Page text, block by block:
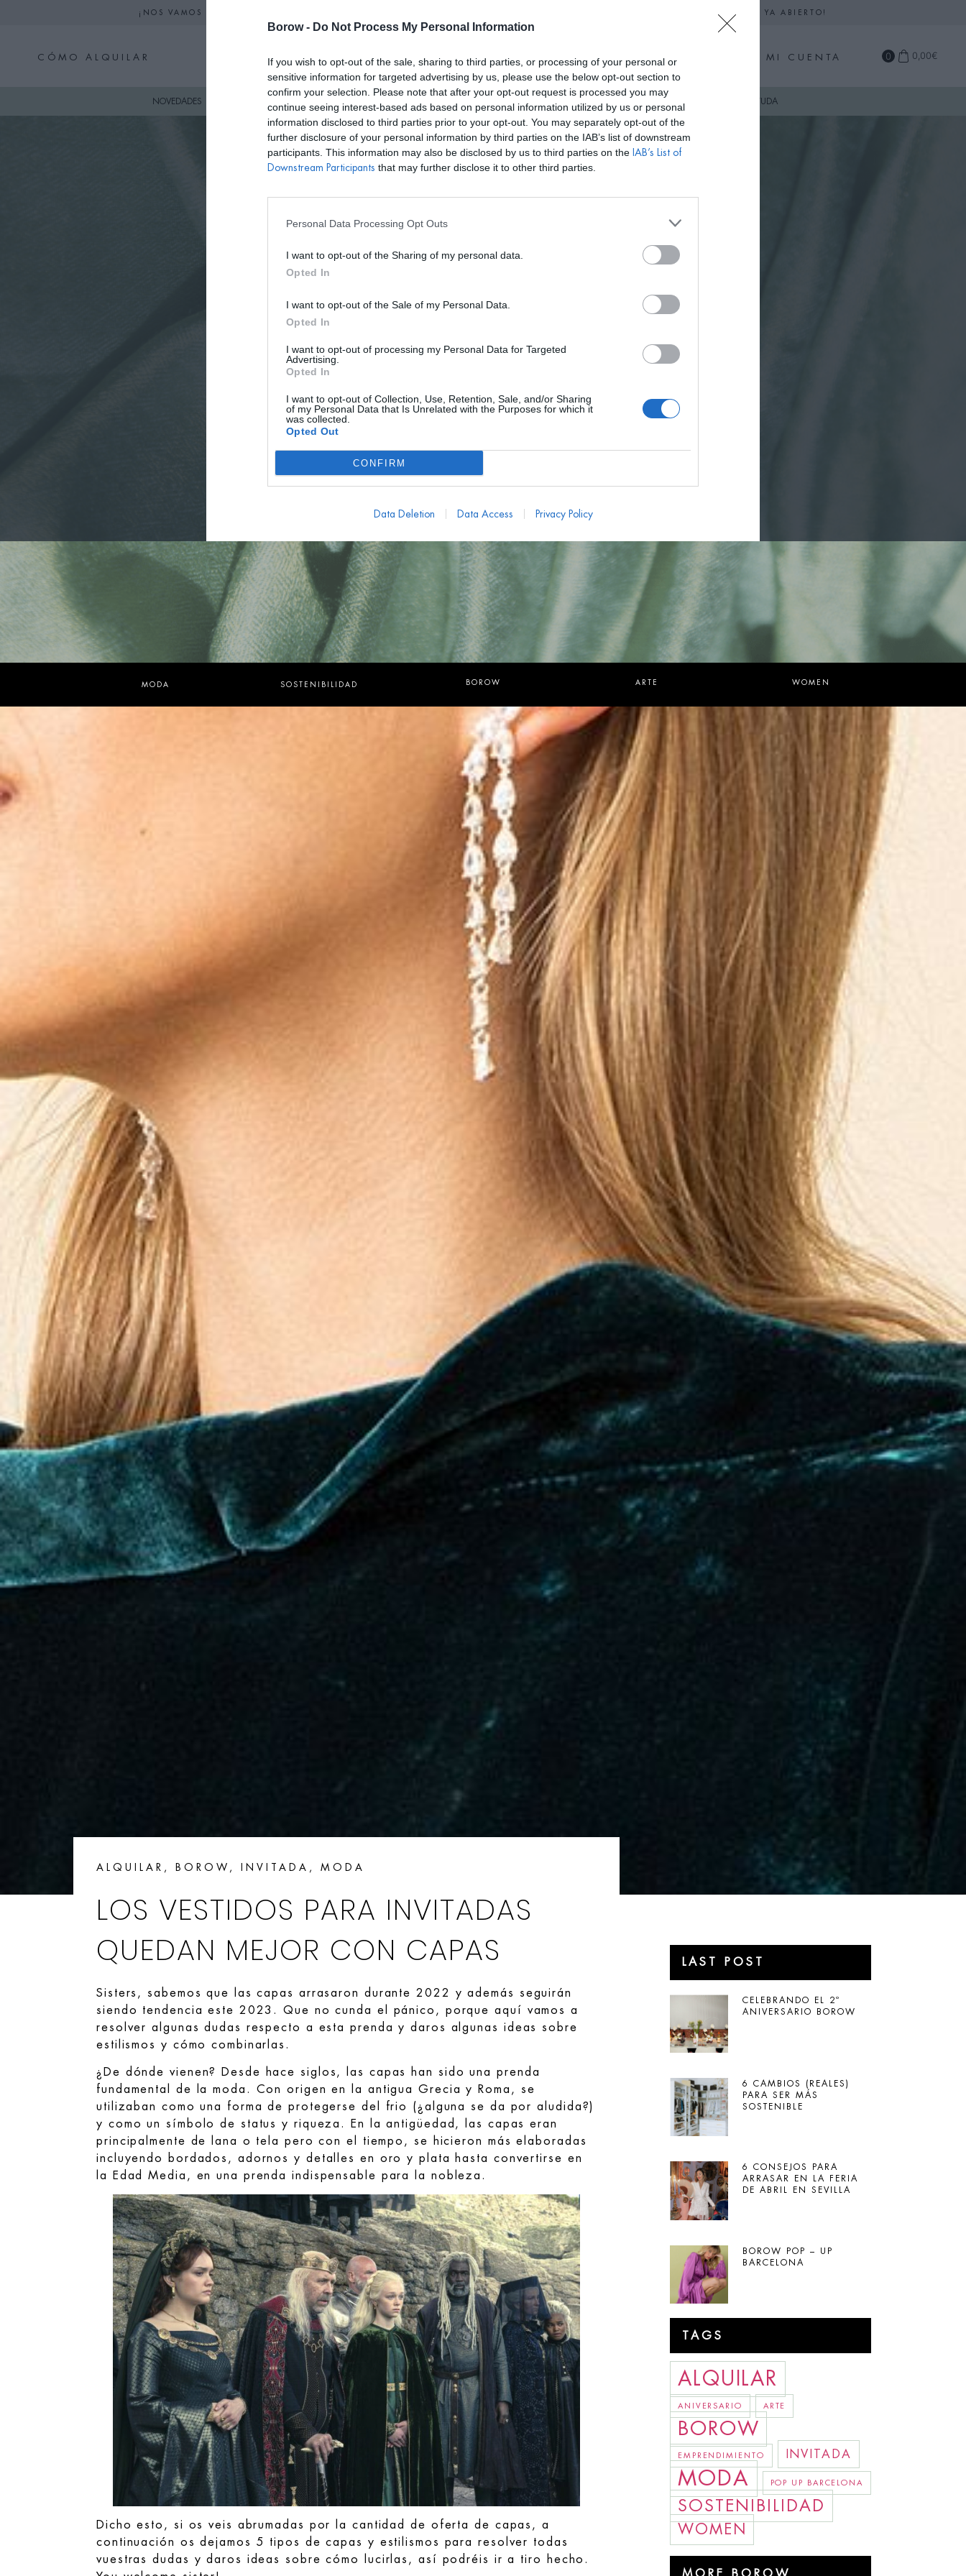
Borow - Do Not Process My Personal Information
If you wish to opt-out of the sale, sharing to third parties, or processing of your personal or
sensitive information for targeted advertising by us, please use the below opt-out section to
confirm your selection. Please note that after your opt-out request is processed you may
continue seeing interest-based ads based on personal information utilized by us or personal
information disclosed to third parties prior to your opt-out. You may separately opt-out of the
further disclosure of your personal information by third parties on the IAB’s list of downstream
participants. This information may also be disclosed by us to third parties on the IAB’s List of
Downstream Participants that may further disclose it to other third parties.
Personal Data Processing Opt Outs
I want to opt-out of the Sharing of my personal data.
Opted In
I want to opt-out of the Sale of my Personal Data.
Opted In
I want to opt-out of processing my Personal Data for Targeted
Advertising.
Opted In
I want to opt-out of Collection, Use, Retention, Sale, and/or Sharing
of my Personal Data that Is Unrelated with the Purposes for which it
was collected.
Opted Out
CONFIRM
Data Deletion Data Access Privacy Policy
¡NOS VAMOS DE VACACIONES! NO SE REALIZARÁN ALQUILERES HASTA EL 24 DE AGOSTO. EL CALENDARIO DE SEPTIEMBRE YA ABIERTO!
CÓMO ALQUILAR MI CUENTA 0 0,00€
NOVEDADES AYUDA
SEVEN / TO / TEN
THE BOROW BLOG
MODA SOSTENIBILIDAD BOROW ARTE WOMEN
ALQUILAR BOROW INVITADA MODA
LOS VESTIDOS PARA INVITADAS
QUEDAN MEJOR CON CAPAS
Sisters, sabemos que las capas arrasaron durante 2022 y además seguirán
siendo tendencia este 2023. Que no cunda el pánico, porque aquí vamos a
resolver algunas dudas respecto a esta prenda y daros algunas ideas sobre
estilismos y cómo combinarlas.
¿De dónde vienen? Desde hace siglos, las capas han sido una prenda
fundamental de la moda. Con origen en la antigua Grecia y Roma, se
utilizaban como una forma de protegerse del frio (¿alguna se da por aludida?)
y como un símbolo de status y riqueza. En la antigüedad, las capas eran
principalmente de lana o tela pero con el tiempo, se hicieron más elaboradas
incluyendo bordados, adornos y detalles en oro y plata hasta convertirse en
la Edad Media, en una prenda indispensable para la nobleza.
Dicho esto, si os veis abrumadas por la cantidad de oferta de capas, a
continuación os dejamos 5 tipos de capas y estilismos para resolver todas
vuestras dudas y daros ideas sobre cómo lucirlas, así podréis ir a tiro hecho.
LAST POST
CELEBRANDO EL 2º
ANIVERSARIO BOROW
6 CAMBIOS (REALES)
PARA SER MÁS
SOSTENIBLE
6 CONSEJOS PARA
ARRASAR EN LA FERIA
DE ABRIL EN SEVILLA
BOROW POP – UP
BARCELONA
TAGS
ALQUILAR
ANIVERSARIO ARTE
BOROW
EMPRENDIMIENTO INVITADA
MODA POP UP BARCELONA
SOSTENIBILIDAD
WOMEN